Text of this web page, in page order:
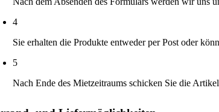
4
Sie erhalten die Produkte entweder per Post oder
5
Nach Ende des Mietzeitraums schicken Sie die